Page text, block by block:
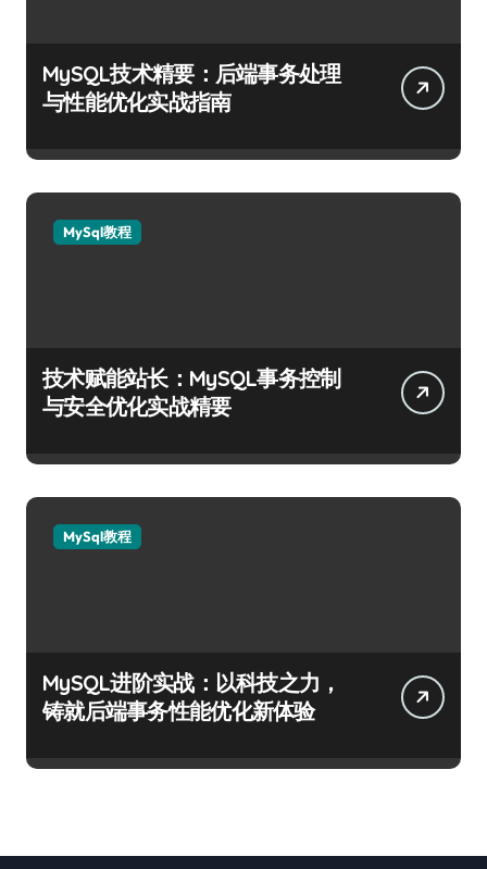
MySQL技术精要：后端事务处理
与性能优化实战指南
MySql教程
技术赋能站长：MySQL事务控制
与安全优化实战精要
MySql教程
MySQL进阶实战：以科技之力，
铸就后端事务性能优化新体验